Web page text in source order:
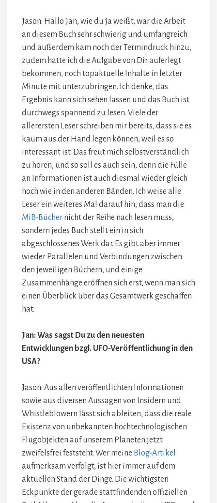
Jason: Hallo Jan, wie du ja weißt, war die Arbeit
an diesem Buch sehr schwierig und umfangreich
und außerdem kam noch der Termindruck hinzu,
zudem hatte ich die Aufgabe von Dir auferlegt
bekommen, noch topaktuelle Inhalte in letzter
Minute mit unterzubringen. Ich denke, das
Ergebnis kann sich sehen lassen und das Buch ist
durchwegs spannend zu lesen. Viele der
allerersten Leser schreiben mir bereits, dass sie es
kaum aus der Hand legen können, weil es so
interessant ist. Das freut mich selbstverständlich
zu hören, und so soll es auch sein, denn die Fülle
an Informationen ist auch diesmal wieder gleich
hoch wie in den anderen Bänden. Ich weise alle
Leser ein weiteres Mal darauf hin, dass man die
MiB-Bücher nicht der Reihe nach lesen muss,
sondern jedes Buch stellt ein in sich
abgeschlossenes Werk dar. Es gibt aber immer
wieder Parallelen und Verbindungen zwischen
den jeweiligen Büchern, und einige
Zusammenhänge eröffnen sich erst, wenn man sich
einen Überblick über das Gesamtwerk geschaffen
hat.
Jan: Was sagst Du zu den neuesten
Entwicklungen bzgl. UFO-Veröffentlichung in den
USA?
Jason: Aus allen veröffentlichten Informationen
sowie aus diversen Aussagen von Insidern und
Whistleblowern lässt sich ableiten, dass die reale
Existenz von unbekannten hochtechnologischen
Flugobjekten auf unserem Planeten jetzt
zweifelsfrei feststeht. Wer meine Blog-Artikel
aufmerksam verfolgt, ist hier immer auf dem
aktuellen Stand der Dinge. Die wichtigsten
Eckpunkte der gerade stattfindenden offiziellen